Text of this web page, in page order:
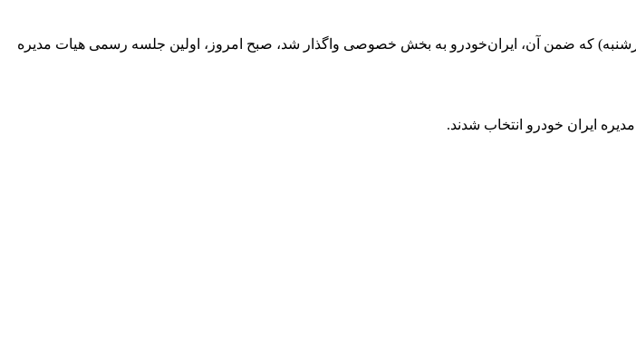
که ضمن آن، ایران‌خودرو به بخش خصوصی واگذار شد، صبح امروز، اولین جلسه رسمی هیات مدیره
ایران خودرو انتخاب شدند.